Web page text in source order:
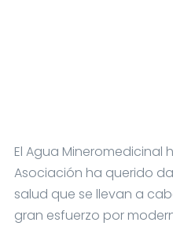
El Agua Mineromedicinal
Asociación ha querido
salud que se llevan a
gran esfuerzo por